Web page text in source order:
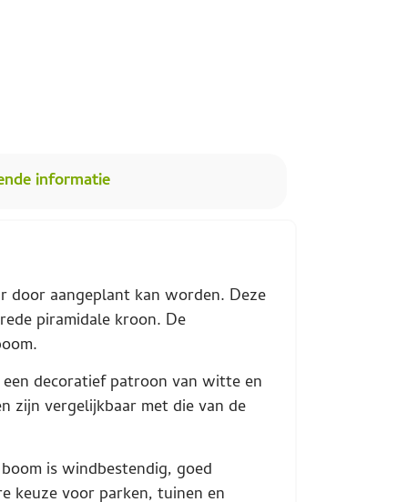
informatie
door aangeplant kan worden. Deze
piramidale kroon. De
decoratief patroon van witte en
zijn vergelijkbaar met die van de
is windbestendig, goed
keuze voor parken, tuinen en